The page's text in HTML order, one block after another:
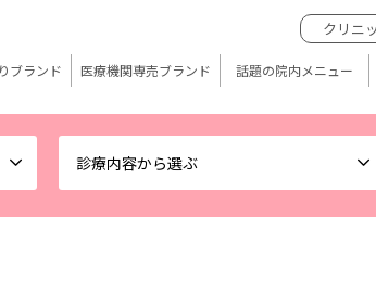
診療内容から選ぶ
クリニ
ブランド 医療機関専売ブランド 話題の院内メニュー